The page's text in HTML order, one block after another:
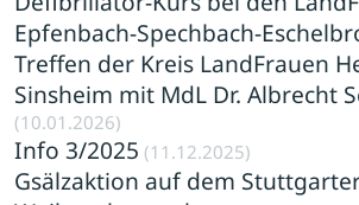
Epfenbach-Spechbach-
Treffen der Kreis LandFrauen
Sinsheim mit MdL Dr. Albrecht
(10.01.2026)
Info 3/2025 (11.12.2025)
Gsälzaktion auf dem